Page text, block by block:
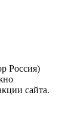
Россия)
сайта.